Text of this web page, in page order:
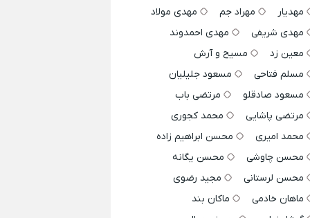
مهدیار
مهراد جم
مهدی مولاد
مهدی شریفی
مهدی احمدوند
معین زد
مسیح و آرش
مسلم فتاحی
مسعود جلیلیان
مسعود صادقلو
مرتضی باب
مرتضی پاشایی
محمد کجوری
محمد امیری
محسن ابراهیم زاده
محسن چاوشی
محسن یگانه
محسن لرستانی
مجید رضوی
ماهان خادمی
ماکان بند